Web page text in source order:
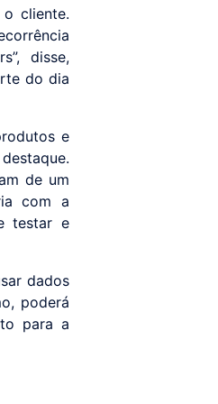
cliente.
disse,
do dia
e
de um
com a
testar e
dados
poderá
para a